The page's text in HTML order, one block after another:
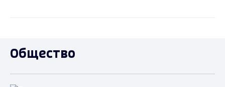
Общество